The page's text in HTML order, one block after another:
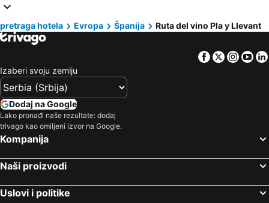
Hoteli Majorka
Hoteli Sardinija
Hoteli Ostrvo Tasos
Hoteli Santorini
Hoteli Lefkada
Hoteli Hrvatska Istra
Hoteli Egipat
Hoteli Kassandra Peninsula
Hoteli Tesalija
pretraga hotela Evropa Španija Ruta del vino Pla y Llevant
Facebook
Twitter
Izaberi svoju zemlju
Dodaj na Google
Lako pronađi naše rezultate: dodaj
trivago kao omiljeni izvor na Google.
Kompanija
Naši proizvodi
Uslovi i politike